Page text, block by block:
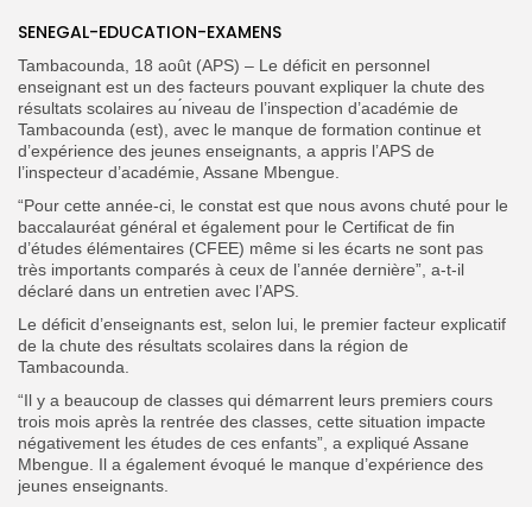
Search
Button
FR
SENEGAL-EDUCATION-EXAMENS
Tambacounda, 18 août (APS) – Le déficit en personnel
enseignant est un des facteurs pouvant expliquer la chute des
résultats scolaires au ́niveau de l’inspection d’académie de
Tambacounda (est), avec le manque de formation continue et
d’expérience des jeunes enseignants, a appris l’APS de
l’inspecteur d’académie, Assane Mbengue.
“Pour cette année-ci, le constat est que nous avons chuté pour le
baccalauréat général et également pour le Certificat de fin
d’études élémentaires (CFEE) même si les écarts ne sont pas
très importants comparés à ceux de l’année dernière”, a-t-il
déclaré dans un entretien avec l’APS.
Le déficit d’enseignants est, selon lui, le premier facteur explicatif
de la chute des résultats scolaires dans la région de
Tambacounda.
“Il y a beaucoup de classes qui démarrent leurs premiers cours
trois mois après la rentrée des classes, cette situation impacte
négativement les études de ces enfants”, a expliqué Assane
Mbengue. Il a également évoqué le manque d’expérience des
jeunes enseignants.